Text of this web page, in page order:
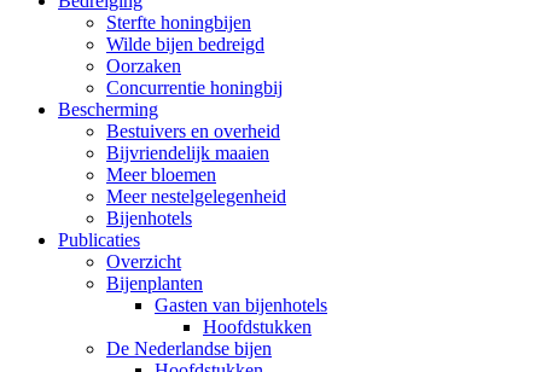
Sterfte honingbijen
Wilde bijen bedreigd
Oorzaken
Concurrentie honingbij
Bescherming
Bestuivers en overheid
Bijvriendelijk maaien
Meer bloemen
Meer nestelgelegenheid
Bijenhotels
Publicaties
Overzicht
Bijenplanten
Gasten van bijenhotels
Hoofdstukken
De Nederlandse bijen